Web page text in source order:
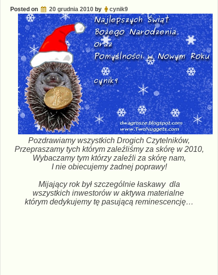
Posted on 20 grudnia 2010 by cynik9
Pozdrawiamy wszystkich Drogich Czytelników,
Przepraszamy tych którym zaleźliśmy za skórę w 2010,
Wybaczamy tym którzy zaleźli za skórę nam,
I nie obiecujemy żadnej poprawy!
Mijający rok był szczególnie łaskawy dla
wszystkich inwestorów w aktywa materialne
którym dedykujemy tę pasującą reminescencję…